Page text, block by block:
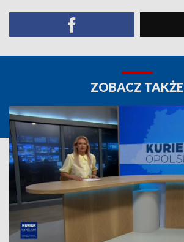
ZOBACZ TAKŻE